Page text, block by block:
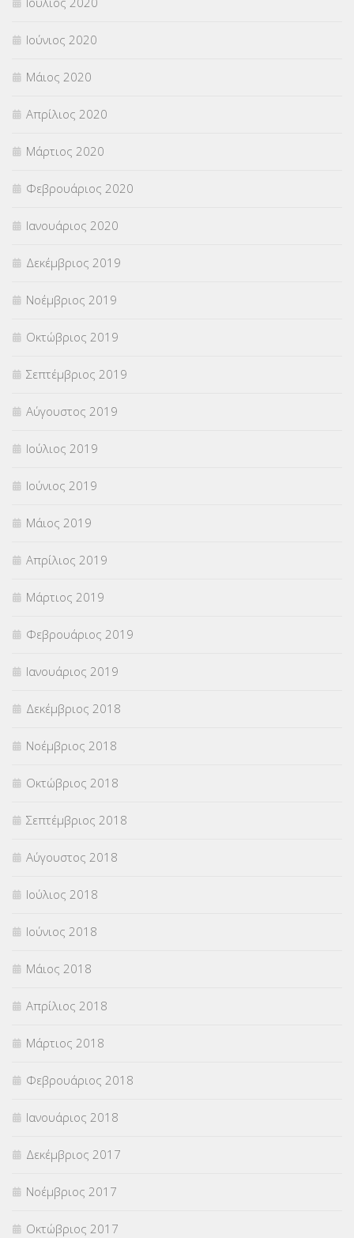
Ιούνιος 2020
Μάιος 2020
Απρίλιος 2020
Μάρτιος 2020
Φεβρουάριος 2020
Ιανουάριος 2020
Δεκέμβριος 2019
Νοέμβριος 2019
Οκτώβριος 2019
Σεπτέμβριος 2019
Αύγουστος 2019
Ιούλιος 2019
Ιούνιος 2019
Μάιος 2019
Απρίλιος 2019
Μάρτιος 2019
Φεβρουάριος 2019
Ιανουάριος 2019
Δεκέμβριος 2018
Νοέμβριος 2018
Οκτώβριος 2018
Σεπτέμβριος 2018
Αύγουστος 2018
Ιούλιος 2018
Ιούνιος 2018
Μάιος 2018
Απρίλιος 2018
Μάρτιος 2018
Φεβρουάριος 2018
Ιανουάριος 2018
Δεκέμβριος 2017
Νοέμβριος 2017
Οκτώβριος 2017